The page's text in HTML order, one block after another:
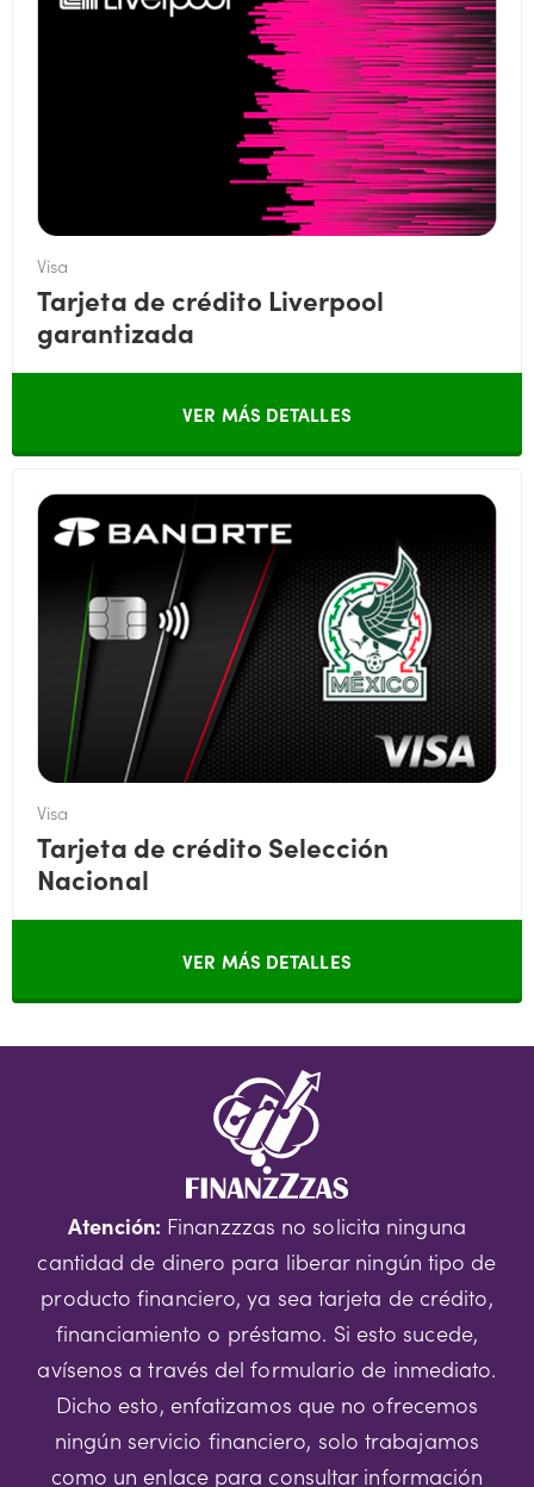
Visa
Tarjeta de crédito Liverpool
garantizada
VER MÁS DETALLES
Visa
Tarjeta de crédito Selección
Nacional
VER MÁS DETALLES
Atención: Finanzzzas no solicita ninguna
cantidad de dinero para liberar ningún tipo de
producto financiero, ya sea tarjeta de crédito,
financiamiento o préstamo. Si esto sucede,
avísenos a través del formulario de inmediato.
Dicho esto, enfatizamos que no ofrecemos
ningún servicio financiero, solo trabajamos
como un enlace para consultar información